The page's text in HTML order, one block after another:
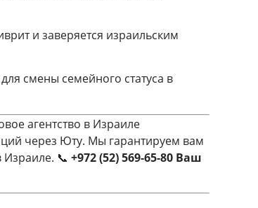
и заверяется израильским
смены семейного статуса в
агентство в Израиле
через Юту. Мы гарантируем вам
Израиле. 📞 +972 (52) 569-65-80 Ваш